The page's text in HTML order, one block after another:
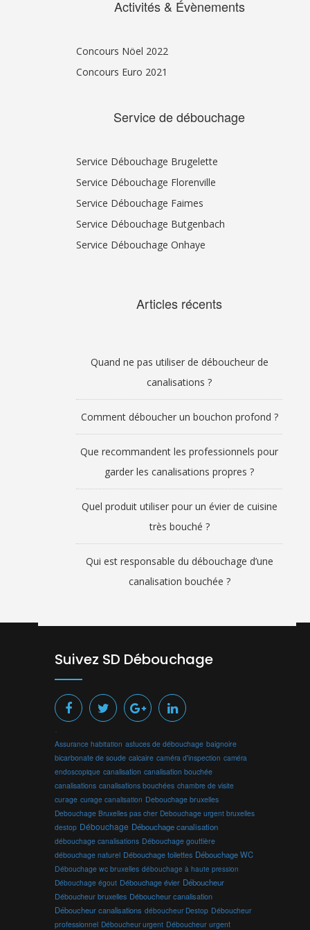
Activités & Évènements
Concours Nöel 2022
Concours Euro 2021
Service de débouchage
Service Débouchage Brugelette
Service Débouchage Florenville
Service Débouchage Faimes
Service Débouchage Butgenbach
Service Débouchage Onhaye
Articles récents
Quand ne pas utiliser de déboucheur de
canalisations ?
Comment déboucher un bouchon profond ?
Que recommandent les professionnels pour
garder les canalisations propres ?
Quel produit utiliser pour un évier de cuisine
très bouché ?
Qui est responsable du débouchage d’une
canalisation bouchée ?
Suivez SD Débouchage
Assurance habitation astuces de débouchage baignoire
bicarbonate de soude calcaire caméra d'inspection caméra
endoscopique canalisation canalisation bouchée
canalisations canalisations bouchées chambre de visite
curage curage canalisation Debouchage bruxelles
Debouchage Bruxelles pas cher Debouchage urgent bruxelles
destop Débouchage Débouchage canalisation
débouchage canalisations Débouchage gouttière
débouchage naturel Débouchage toilettes Débouchage WC
Débouchage wc bruxelles débouchage à haute pression
Débouchage égout Débouchage évier Déboucheur
Déboucheur bruxelles Déboucheur canalisation
Déboucheur canalisations déboucheur Destop Déboucheur
professionnel Déboucheur urgent Déboucheur urgent